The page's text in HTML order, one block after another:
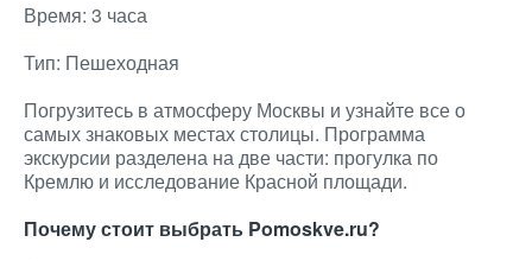
Время: 3 часа
Тип: Пешеходная
Погрузитесь в атмосферу Москвы и узнайте все о
самых знаковых местах столицы. Программа
экскурсии разделена на две части: прогулка по
Кремлю и исследование Красной площади.
Почему стоит выбрать Pomoskve.ru?